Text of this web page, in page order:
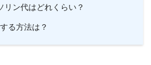
リン代はどれくらい？
る方法は？